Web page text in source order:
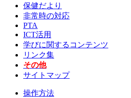
保健だより
非常時の対応
PTA
ICT活用
学びに関するコンテンツ
リンク集
その他
サイトマップ
操作方法